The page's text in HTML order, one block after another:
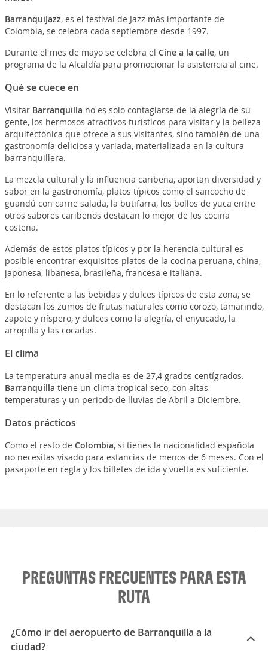
BarranquiJazz, es el festival de Jazz más importante de
Colombia, se celebra cada septiembre desde 1997.
Durante el mes de mayo se celebra el Cine a la calle, un
programa de la Alcaldía para promocionar la asistencia al cine.
Qué se cuece en
Visitar Barranquilla no es solo contagiarse de la alegría de su
gente, los hermosos atractivos turísticos para visitar y la belleza
arquitectónica que ofrece a sus visitantes, sino también de una
gastronomía deliciosa y variada, materializada en la cultura
barranquillera.
La mezcla cultural y la influencia caribeña, aportan diversidad y
sabor en la gastronomía, platos típicos como el sancocho de
guandú con carne salada, la butifarra, los bollos de yuca entre
otros sabores caribeños destacan lo mejor de los cocina
costeña.
Además de estos platos típicos y por la herencia cultural es
posible encontrar exquisitos platos de la cocina peruana, china,
japonesa, libanesa, brasileña, francesa e italiana.
En lo referente a las bebidas y dulces típicos de esta zona, se
destacan los zumos de frutas naturales como corozo, tamarindo,
zapote y níspero, y dulces como la alegría, el enyucado, la
arropilla y las cocadas.
El clima
La temperatura anual media es de 27,4 grados centígrados.
Barranquilla tiene un clima tropical seco, con altas
temperaturas y un periodo de lluvias de Abril a Diciembre.
Datos prácticos
Como el resto de Colombia, si tienes la nacionalidad española
no necesitas visado para estancias de menos de 6 meses. Con el
pasaporte en regla y los billetes de ida y vuelta es suficiente.
PREGUNTAS FRECUENTES PARA ESTA
RUTA
¿Cómo ir del aeropuerto de Barranquilla a la
ciudad?